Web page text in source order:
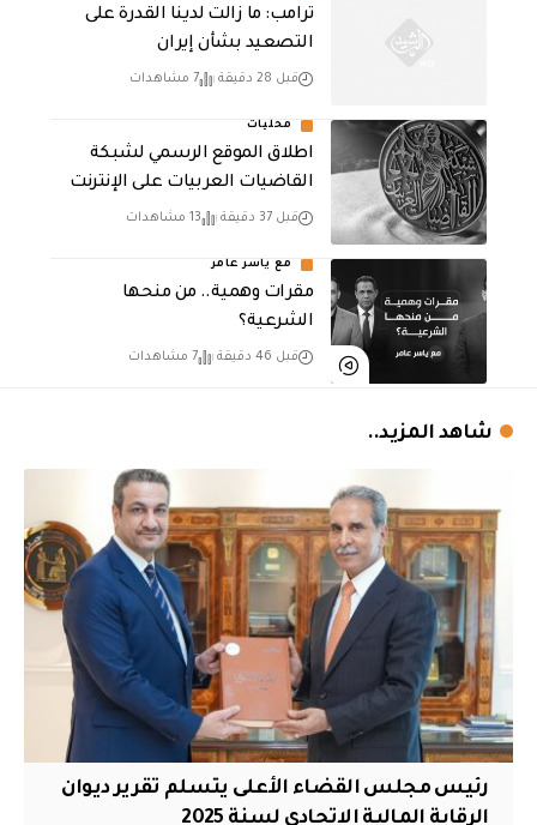
ترامب: ما زالت لدينا القدرة على
التصعيد بشأن إيران
قبل 28 دقيقة 7 مشاهدات
محليات
اطلاق الموقع الرسمي لشبكة
القاضيات العربيات على الإنترنت
قبل 37 دقيقة 13 مشاهدات
مع ياسر عامر
مقرات وهمية.. من منحها
الشرعية؟
قبل 46 دقيقة 7 مشاهدات
شاهد المزيد..
رئيس مجلس القضاء الأعلى يتسلم تقرير ديوان
الرقابة المالية الاتحادي لسنة 2025